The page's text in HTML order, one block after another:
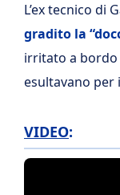
L’ex tecnico di
gradito la
irritato a bordo
esultavano per
VIDEO: